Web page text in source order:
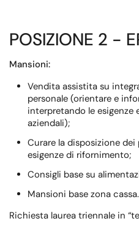
POSIZIONE 2 -
Mansioni:
Vendita assistita su
personale (orientare e
interpretando le esigenze
aziendali);
Curare la disposizione
esigenze di rifornimento;
Consigli base su
Mansioni base zona cassa.
Richiesta laurea triennale in